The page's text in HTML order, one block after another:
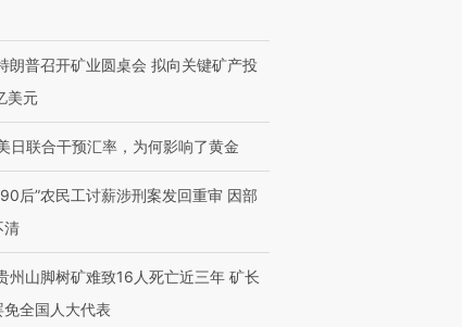
链博
有意思的生活方式·第三对
住三大增长引擎是什么？
朗普召开矿业圆桌会 拟向关键矿产投
美元
日联合干预汇率，为何影响了黄金
后”农民工讨薪涉刑案发回重审 因部
清
州山脚树矿难致16人死亡近三年 矿长
全国人大代表